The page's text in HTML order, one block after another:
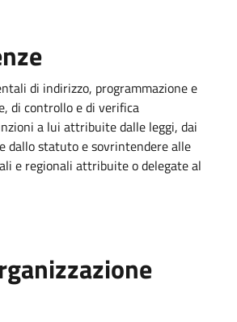
di indirizzo, programmazione e
di controllo e di verifica
a lui attribuite dalle leggi, dai
dallo statuto e sovrintendere alle
e regionali attribuite o delegate al